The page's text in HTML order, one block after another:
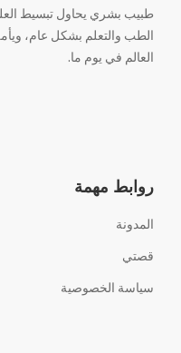
طبيب بشري يحاول تبسيط
الطب والتعلم بشكل عام،
العالم في يوم ما.
روابط مهمة
المدونة
قصتي
سياسة الخصوصية